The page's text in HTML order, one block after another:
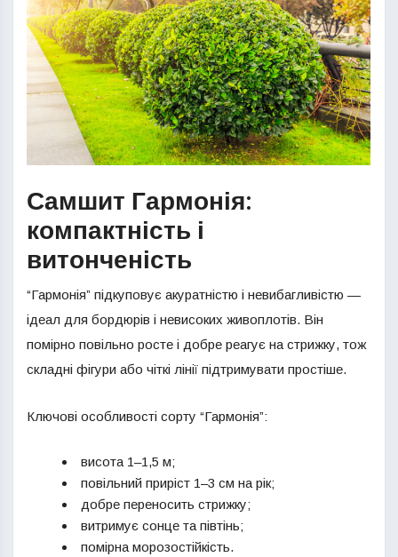
Самшит Гармонія:
компактність і
витонченість
“Гармонія” підкуповує акуратністю і невибагливістю —
ідеал для бордюрів і невисоких живоплотів. Він
помірно повільно росте і добре реагує на стрижку, тож
складні фігури або чіткі лінії підтримувати простіше.
Ключові особливості сорту “Гармонія”:
висота 1–1,5 м;
повільний приріст 1–3 см на рік;
добре переносить стрижку;
витримує сонце та півтінь;
помірна морозостійкість.